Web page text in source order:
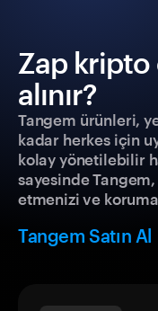
Zap kripto
alınır?
Tangem ürünleri,
kadar herkes için
kolay yönetilebilir
sayesinde Tangem,
etmenizi ve
Tangem Satın Al